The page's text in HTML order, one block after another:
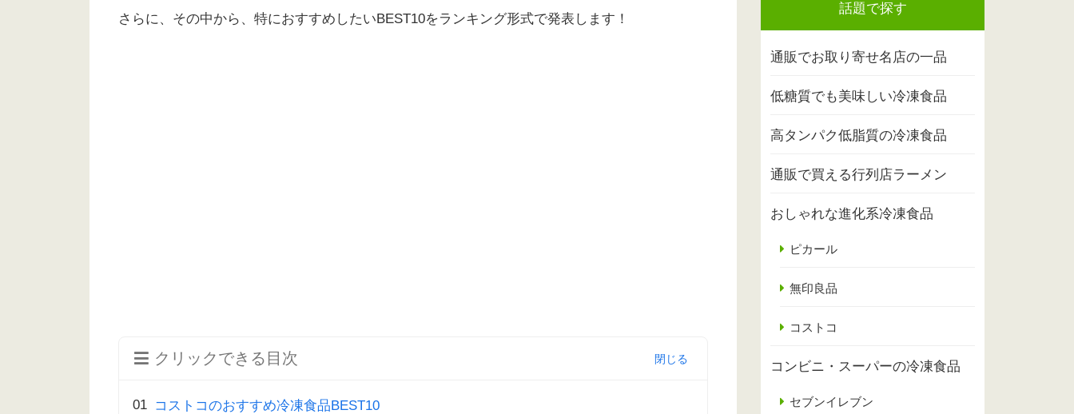
さらに、その中から、特におすすめしたいBEST10をランキング形式で発表します！
クリックできる目次
コストコのおすすめ冷凍食品BEST10
話題で探す
通販でお取り寄せ名店の一品
低糖質でも美味しい冷凍食品
高タンパク低脂質の冷凍食品
通販で買える行列店ラーメン
おしゃれな進化系冷凍食品
ピカール
無印良品
コストコ
コンビニ・スーパーの冷凍食品
セブンイレブン